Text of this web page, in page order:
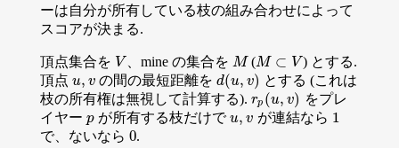
ーは自分が所有している枝の組み合わせによって
スコアが決まる.
頂点集合を V
V 、mine の集合を M
M(M ⊂ V
M⊂V
) とする.
頂点 u, v
u,v の間の最短距離をd(u, v)
d(u,v )
とする (これは
枝の所有権は無視して計算する). rp (u, v)
rp(u,v )
をプレ
イヤー p
p が所有する枝だけでu, v
u,v が連結なら 1
1
で、ないなら 0
0.